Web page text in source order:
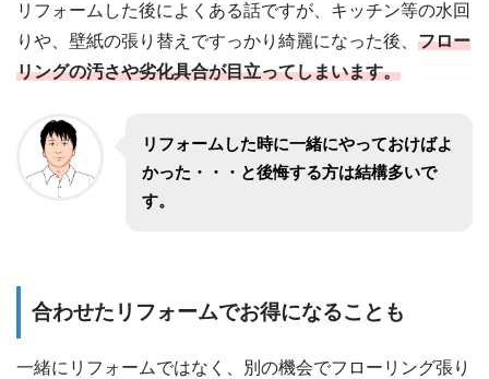
リフォームした後によくある話ですが、キッチン等の水回
りや、壁紙の張り替えですっかり綺麗になった後、 フロー
リングの汚さや劣化具合が目立ってしまいます。
リフォームした時に一緒にやっておけばよ
かった・・・と後悔する方は結構多いで
す。
合わせたリフォームでお得になることも
一緒にリフォームではなく、別の機会でフローリング張り